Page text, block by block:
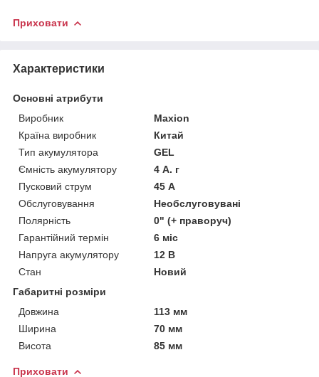
Приховати
Характеристики
Основні атрибути
Виробник
Maxion
Країна виробник
Китай
Тип акумулятора
GEL
Ємність акумулятору
4 А. г
Пусковий струм
45 А
Обслуговування
Необслуговувані
Полярність
0" (+ праворуч)
Гарантійний термін
6 міс
Напруга акумулятору
12 В
Стан
Новий
Габаритні розміри
Довжина
113 мм
Ширина
70 мм
Висота
85 мм
Приховати